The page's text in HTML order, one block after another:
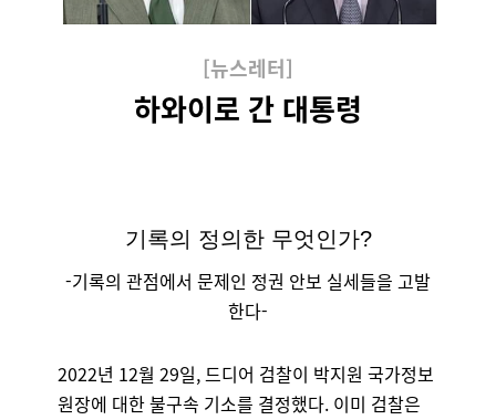
[뉴스레터]
하와이로 간 대통령
기록의 정의한 무엇인가?
-기록의 관점에서 문제인 정권 안보 실세들을 고발
한다-
2022년 12월 29일, 드디어 검찰이 박지원 국가정보
원장에 대한 불구속 기소를 결정했다. 이미 검찰은